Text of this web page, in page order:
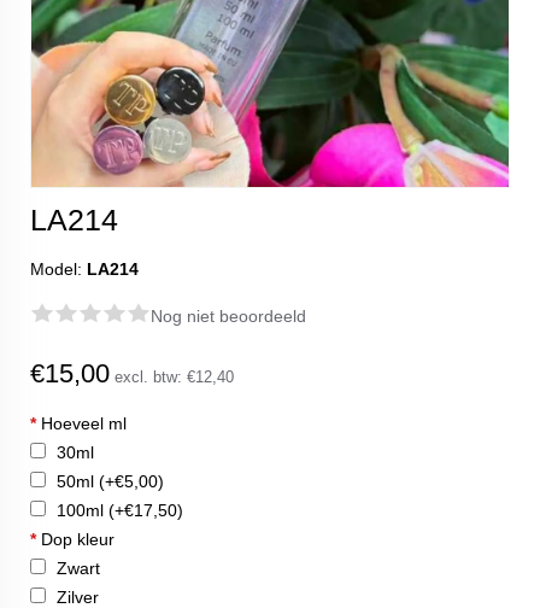
LA214
Model: LA214
Nog niet beoordeeld
€15,00 excl. btw: €12,40
*Hoeveel ml
30ml
50ml (+€5,00)
100ml (+€17,50)
*Dop kleur
Zwart
Zilver